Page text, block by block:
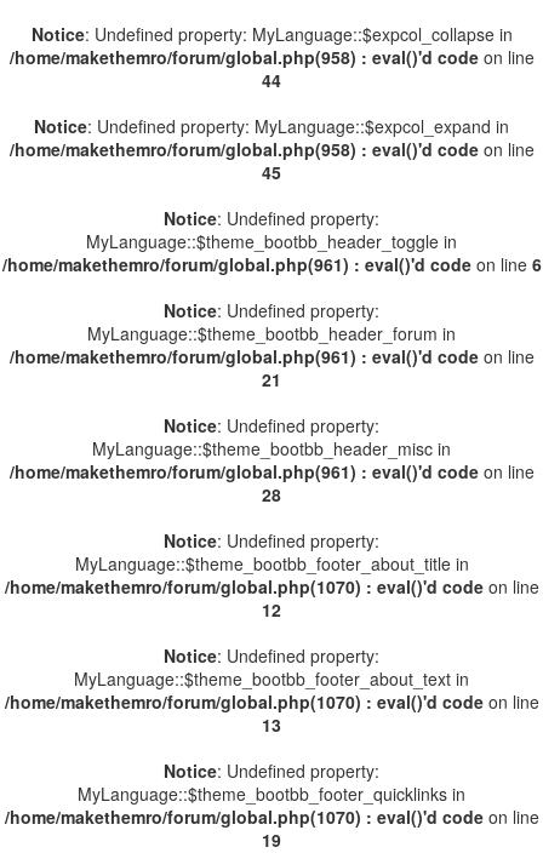
Notice: Undefined property: MyLanguage::$expcol_collapse in
/home/makethemro/forum/global.php(958) : eval()'d codeon line
44
Notice: Undefined property: MyLanguage::$expcol_expand in
/home/makethemro/forum/global.php(958) : eval()'d codeon line
45
Notice: Undefined property:
MyLanguage::$theme_bootbb_header_toggle in
/home/makethemro/forum/global.php(961) : eval()'d codeon line 6
Notice: Undefined property:
MyLanguage::$theme_bootbb_header_forum in
/home/makethemro/forum/global.php(961) : eval()'d codeon line
21
Notice: Undefined property:
MyLanguage::$theme_bootbb_header_misc in
/home/makethemro/forum/global.php(961) : eval()'d codeon line
28
Notice: Undefined property:
MyLanguage::$theme_bootbb_footer_about_title in
/home/makethemro/forum/global.php(1070) : eval()'d codeon line
12
Notice: Undefined property:
MyLanguage::$theme_bootbb_footer_about_text in
/home/makethemro/forum/global.php(1070) : eval()'d codeon line
13
Notice: Undefined property:
MyLanguage::$theme_bootbb_footer_quicklinks in
/home/makethemro/forum/global.php(1070) : eval()'d codeon line
19